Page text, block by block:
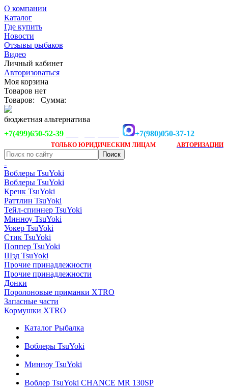
О компании
Каталог
Где купить
Новости
Отзывы рыбаков
Видео
Личный кабинет
Авторизоваться
Моя корзина
Товаров нет
Товаров:
Сумма:
бюджетная альтернатива
+7(499)650-52-39
+7(980)050-37-12
ТОЛЬКО ЮРИДИЧЕСКИМ ЛИЦАМ АВТОРИЗАЦИИ
-
Воблеры TsuYoki
Воблеры TsuYoki
Кренк TsuYoki
Раттлин TsuYoki
Тейл-спиннер TsuYoki
Минноу TsuYoki
Уокер TsuYoki
Стик TsuYoki
Поппер TsuYoki
Шэд TsuYoki
Прочие принадлежности
Прочие принадлежности
Донки
Поролоновые приманки XTRO
Запасные части
Кормушки XTRO
Каталог Рыбалка
Воблеры TsuYoki
Минноу TsuYoki
Воблер TsuYoki CHANCE MR 130SP